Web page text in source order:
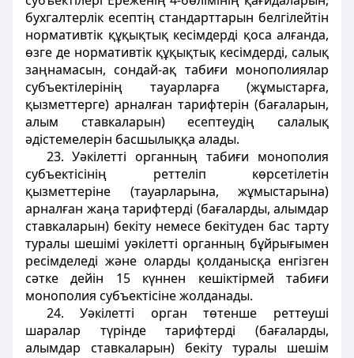
бухгалтерлік есептiң стандарттарын белгілейтін
нормативтік құқықтық кесiмдердi қоса алғанда,
өзге де нормативтік құқықтық кесiмдердi, салық
заңнамасын, сондай-ақ табиғи монополиялар
субъектілерінің тауарларға (жұмыстарға,
қызметтерге) арналған тарифтерiн (бағаларын,
алым ставкаларын) есептеудің салалық
әдiстемелерiн басшылыққа алады.
23. Уәкiлеттi органның табиғи монополия
субъектiсiнiң реттелiп көрсетілетiн
қызметтерiне (тауарларына, жұмыстарына)
арналған жаңа тарифтердi (бағаларды, алымдар
ставкаларын) бекіту немесе бекітуден бас тарту
туралы шешiмi уәкiлетті органның бұйрығымен
ресiмделедi және оларды қолданысқа енгiзген
сәтке дейiн 15 күннен кешiктiрмей табиғи
монополия субъектiсiне жолданады.
24. Уәкiлеттi орган төтенше реттеуші
шаралар түрiнде тарифтердi (бағаларды,
алымдар ставкаларын) бекіту туралы шешім